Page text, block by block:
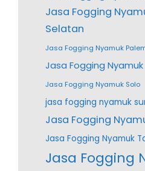
Jasa Fogging
Selatan
Jasa Fogging Nyamuk
Jasa Fogging
Jasa Fogging Nyamuk Solo
jasa fogging nyamuk
Jasa Fogging
Jasa Fogging Nyamuk
Jasa Fogging